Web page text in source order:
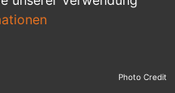
Ausbildung Photo Credit